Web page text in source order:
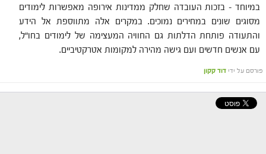
במיוחד – בזכות העובדה שחלק ממדינות אירופה מאפשרות לימודים
מסוגים שונים במחירים נמוכים. במקרים אלה מתווספת אל הידע
והתעודה פותחת הדלתות גם החוויה המעצימה של לימודים בחו"ל,
עם אנשים חדשים ועם גישה מהירה למקומות אטרקטיביים.
פורסם על ידי דוד קקון